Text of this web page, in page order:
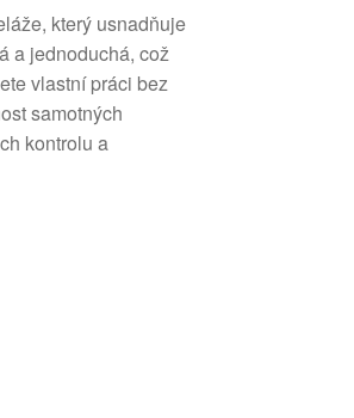
který usnadňuje
a jednoduchá, což
vlastní práci bez
samotných
kontrolu a